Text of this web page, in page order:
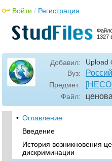
1327
Войти / Регистрация
Добавил: Upload
Вуз:
Предмет:
Файл:
• Оглавление
Введение
История возникновения
дискриминации